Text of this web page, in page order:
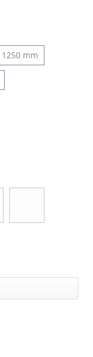
1250 mm